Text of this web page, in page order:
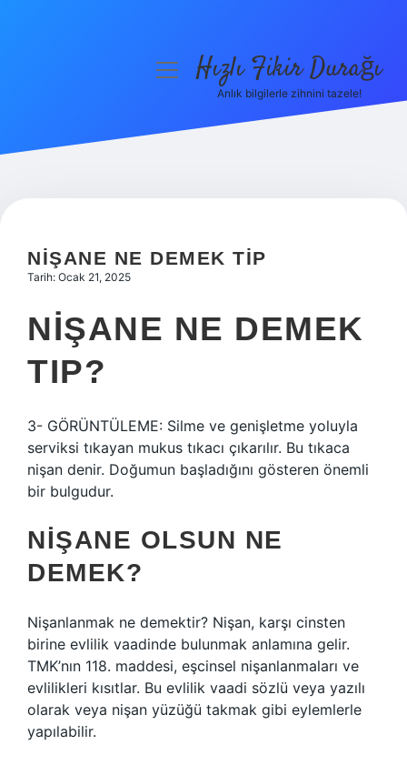
Hakkımızda
menüyüHızlı Fikir Durağı
Anlık bilgilerle zihnini tazele!
NIŞANE NE DEMEK TIP
Tarih: Ocak 21, 2025
NIŞANE NE DEMEK
TIP?
3- GÖRÜNTÜLEME: Silme ve genişletme yoluyla
serviksi tıkayan mukus tıkacı çıkarılır. Bu tıkaca
nişan denir. Doğumun başladığını gösteren önemli
bir bulgudur.
NIŞANE OLSUN NE
DEMEK?
Nişanlanmak ne demektir? Nişan, karşı cinsten
birine evlilik vaadinde bulunmak anlamına gelir.
TMK’nın 118. maddesi, eşcinsel nişanlanmaları ve
evlilikleri kısıtlar. Bu evlilik vaadi sözlü veya yazılı
olarak veya nişan yüzüğü takmak gibi eylemlerle
yapılabilir.